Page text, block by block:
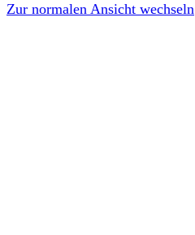
Zur normalen Ansicht wechseln